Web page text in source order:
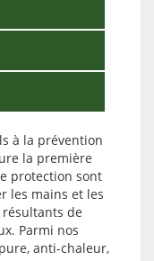
à la prévention
la première
protection sont
les mains et les
de
Parmi nos
anti-chaleur,